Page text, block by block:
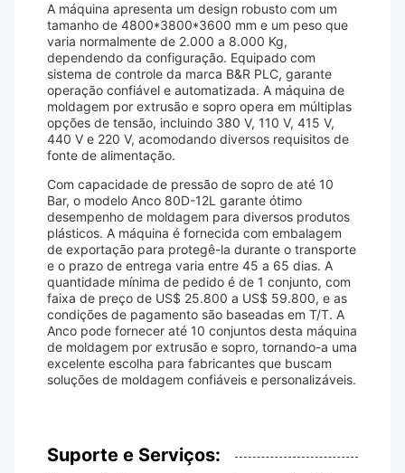
A máquina apresenta um design robusto com um
tamanho de 4800*3800*3600 mm e um peso que
varia normalmente de 2.000 a 8.000 Kg,
dependendo da configuração. Equipado com
sistema de controle da marca B&R PLC, garante
operação confiável e automatizada. A máquina de
moldagem por extrusão e sopro opera em múltiplas
opções de tensão, incluindo 380 V, 110 V, 415 V,
440 V e 220 V, acomodando diversos requisitos de
fonte de alimentação.
Com capacidade de pressão de sopro de até 10
Bar, o modelo Anco 80D-12L garante ótimo
desempenho de moldagem para diversos produtos
plásticos. A máquina é fornecida com embalagem
de exportação para protegê-la durante o transporte
e o prazo de entrega varia entre 45 a 65 dias. A
quantidade mínima de pedido é de 1 conjunto, com
faixa de preço de US$ 25.800 a US$ 59.800, e as
condições de pagamento são baseadas em T/T. A
Anco pode fornecer até 10 conjuntos desta máquina
de moldagem por extrusão e sopro, tornando-a uma
excelente escolha para fabricantes que buscam
soluções de moldagem confiáveis ​​e personalizáveis.
Suporte e Serviços: